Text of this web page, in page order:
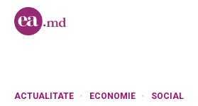
ACTUALITATE ECONOMIE SOCIAL